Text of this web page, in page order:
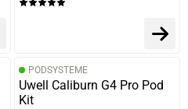
PODSYSTEME
Uwell Caliburn G4 Pro Pod
Kit